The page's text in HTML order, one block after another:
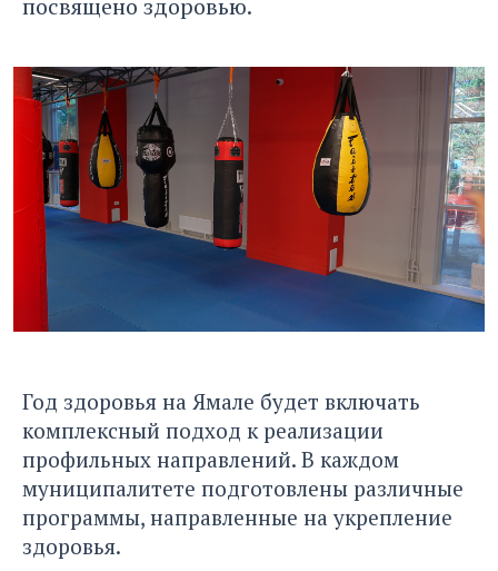
Год здоровья на Ямале будет включать
комплексный подход к реализации
профильных направлений. В каждом
муниципалитете подготовлены различные
программы, направленные на укрепление
здоровья.